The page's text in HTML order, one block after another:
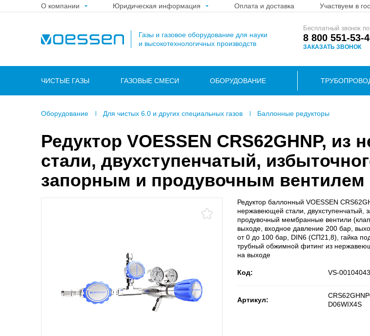
О компании Юридическая информация Оплата и доставка Участвуем в
Газы и газовое оборудование для науки
и высокотехнологичных производств
Бесплатный звонок
8 800 551-53-
ЗАКАЗАТЬ ЗВОНОК
ЧИСТЫЕ ГАЗЫ ГАЗОВЫЕ СМЕСИ ОБОРУДОВАНИЕ
Оборудование Для чистых 6.0 и других специальных газов Баллонные редукторы
Редуктор VOESSEN CRS62GHNP, из
стали, двухступенчатый,
запорным и продувочным вентилем
Редуктор баллонный VOESSEN
нержавеющей стали, двухступенчатый,
продувочный мембранные вентили
выходе, входное давление 200 бар,
от 0 до 100 бар, DIN6 (СП21,8), гайка
трубный обжимной фитинг из
на выходе
Код: VS-00104043
Артикул:
D06WIX4S